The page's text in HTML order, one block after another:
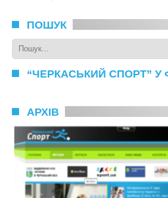
ПОШУК
“ЧЕРКАСЬКИЙ СПОРТ” У
АРХІВ